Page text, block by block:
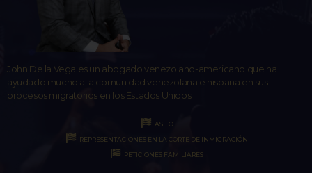
John De la Vega es un abogado venezolano-americano que ha
ayudado mucho a la comunidad venezolana e hispana en sus
procesos migratorios en los Estados Unidos.
ASILO
REPRESENTACIONES EN LA CORTE DE INMIGRACIÓN
PETICIONES FAMILIARES